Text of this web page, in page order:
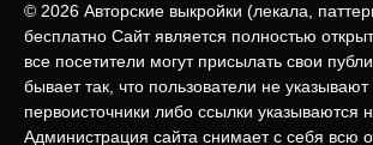
© 2026 Авторские выкройки (лeкала,
бесплатно Сайт является полностью
все посетители могут присылать свои
бывает так, что пользователи не
первоисточники либо ссылки указываются
Администрация сайта снимает с себя всю